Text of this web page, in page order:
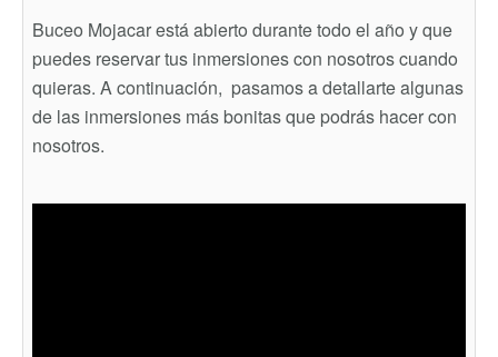
Buceo Mojacar está abierto durante todo el año y que
puedes reservar tus inmersiones con nosotros cuando
quieras. A continuación, pasamos a detallarte algunas
de las inmersiones más bonitas que podrás hacer con
nosotros.